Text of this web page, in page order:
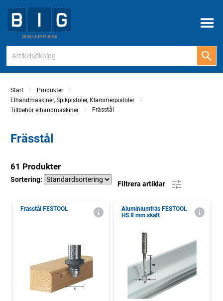
Meny
Start
Produkter
Elhandmaskiner, Spikpistoler, Klammerpistoler
Tillbehör elhandmaskiner
Frässtål
Frässtål
61 Produkter
Sortering:
Filtrera artiklar
Frässtål FESTOOL
Aluminiumfräs FESTOOL
HS 8 mm skaft